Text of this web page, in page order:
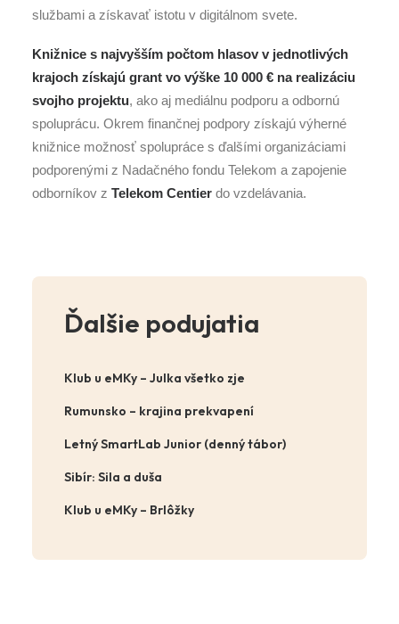
službami a získavať istotu v digitálnom svete.
Knižnice s najvyšším počtom hlasov v jednotlivých
krajoch získajú grant vo výške 10 000 € na realizáciu
svojho projektu, ako aj mediálnu podporu a odbornú
spoluprácu. Okrem finančnej podpory získajú výherné
knižnice možnosť spolupráce s ďalšími organizáciami
podporenými z Nadačného fondu Telekom a zapojenie
odborníkov z Telekom Centier do vzdelávania.
Ďalšie podujatia
Klub u eMKy – Julka všetko zje
Rumunsko – krajina prekvapení
Letný SmartLab Junior (denný tábor)
Sibír: Sila a duša
Klub u eMKy – Brlôžky